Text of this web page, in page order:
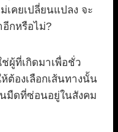
เคยเปลี่ยนแปลง จะ
กหรือไม่?
ผู้ที่เกิดมาเพื่อชั่ว
ต้องเลือกเส้นทางนั้น
มืดที่ซ่อนอยู่ในสังคม